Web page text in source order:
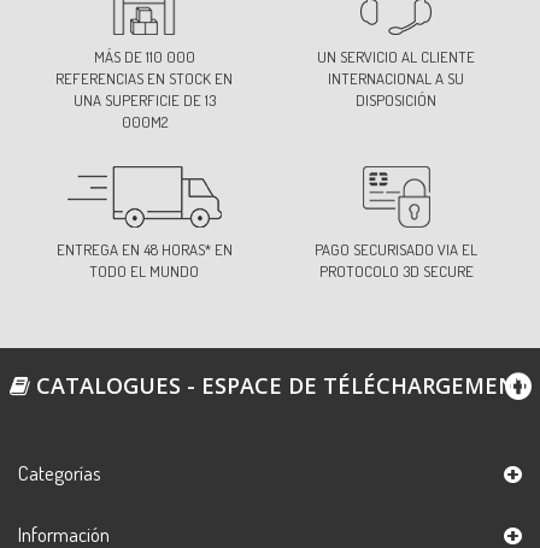
MÁS DE 110 000
REFERENCIAS EN STOCK EN
UNA SUPERFICIE DE 13
000M2
UN SERVICIO AL CLIENTE
INTERNACIONAL A SU
DISPOSICIÓN
ENTREGA EN 48 HORAS* EN
TODO EL MUNDO
PAGO SECURISADO VIA EL
PROTOCOLO 3D SECURE
CATALOGUES - ESPACE DE TÉLÉCHARGEMENT
Categorías
Información